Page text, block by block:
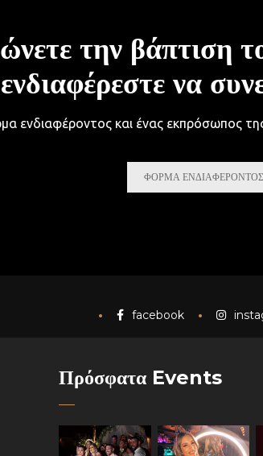
την βάπτιση
ενδιαφέρεστε να
ενδιαφέροντος και ένας εκπρόσωπος
ΦΟΡΜΑ ΕΝΔΙΑΦΕΡΟΝΤΟΣ
facebook
Πρόσφατα Events